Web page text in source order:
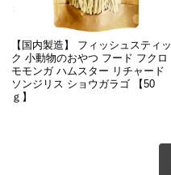
【国内製造】 フィッシュスティッ
ク 小動物のおやつ フード フクロ
モモンガ ハムスター リチャード
ソンジリス ショウガラゴ 【50
ｇ】